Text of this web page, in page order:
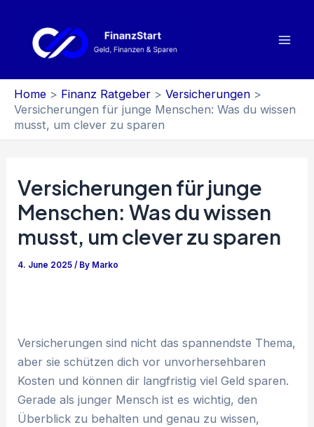
content
Home Finanz Ratgeber
Versicherungen
Versicherungen für junge Menschen: Was du wissen
musst, um clever zu sparen
Versicherungen für junge
Menschen: Was du wissen
musst, um clever zu sparen
4. June 2025/ By Marko
Versicherungen sind nicht das spannendste Thema,
aber sie schützen dich vor unvorhersehbaren
Kosten und können dir langfristig viel Geld sparen.
Gerade als junger Mensch ist es wichtig, den
Überblick zu behalten und genau zu wissen,